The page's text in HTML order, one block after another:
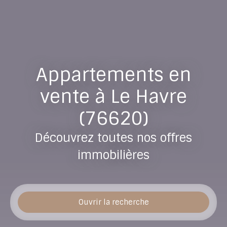
Appartements en
vente à Le Havre
(76620)
Découvrez toutes nos offres
immobilières
Ouvrir la recherche